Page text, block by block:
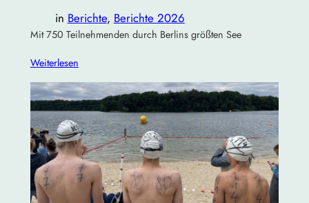
in Berichte, Berichte 2026
Mit 750 Teilnehmenden durch Berlins größten See
Weiterlesen